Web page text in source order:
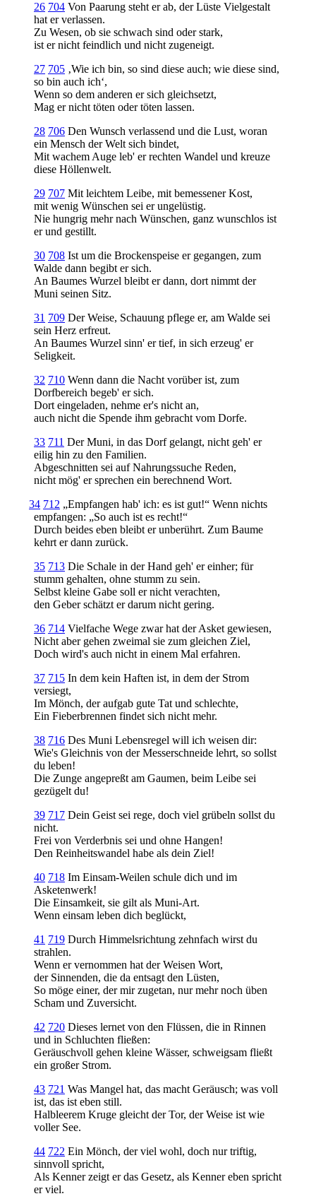
26 704 Von Paarung steht er ab, der Lüste Vielgestalt
hat er verlassen.
Zu Wesen, ob sie schwach sind oder stark,
ist er nicht feindlich und nicht zugeneigt.
27 705 ‚Wie ich bin, so sind diese auch; wie diese sind,
so bin auch ich‘,
Wenn so dem anderen er sich gleichsetzt,
Mag er nicht töten oder töten lassen.
28 706 Den Wunsch verlassend und die Lust, woran
ein Mensch der Welt sich bindet,
Mit wachem Auge leb' er rechten Wandel und kreuze
diese Höllenwelt.
29 707 Mit leichtem Leibe, mit bemessener Kost,
mit wenig Wünschen sei er ungelüstig.
Nie hungrig mehr nach Wünschen, ganz wunschlos ist
er und gestillt.
30 708 Ist um die Brockenspeise er gegangen, zum
Walde dann begibt er sich.
An Baumes Wurzel bleibt er dann, dort nimmt der
Muni seinen Sitz.
31 709 Der Weise, Schauung pflege er, am Walde sei
sein Herz erfreut.
An Baumes Wurzel sinn' er tief, in sich erzeug' er
Seligkeit.
32 710 Wenn dann die Nacht vorüber ist, zum
Dorfbereich begeb' er sich.
Dort eingeladen, nehme er's nicht an,
auch nicht die Spende ihm gebracht vom Dorfe.
33 711 Der Muni, in das Dorf gelangt, nicht geh' er
eilig hin zu den Familien.
Abgeschnitten sei auf Nahrungssuche Reden,
nicht mög' er sprechen ein berechnend Wort.
34 712 „Empfangen hab' ich: es ist gut!“ Wenn nichts
empfangen: „So auch ist es recht!“
Durch beides eben bleibt er unberührt. Zum Baume
kehrt er dann zurück.
35 713 Die Schale in der Hand geh' er einher; für
stumm gehalten, ohne stumm zu sein.
Selbst kleine Gabe soll er nicht verachten,
den Geber schätzt er darum nicht gering.
36 714 Vielfache Wege zwar hat der Asket gewiesen,
Nicht aber gehen zweimal sie zum gleichen Ziel,
Doch wird's auch nicht in einem Mal erfahren.
37 715 In dem kein Haften ist, in dem der Strom
versiegt,
Im Mönch, der aufgab gute Tat und schlechte,
Ein Fieberbrennen findet sich nicht mehr.
38 716 Des Muni Lebensregel will ich weisen dir:
Wie's Gleichnis von der Messerschneide lehrt, so sollst
du leben!
Die Zunge angepreßt am Gaumen, beim Leibe sei
gezügelt du!
39 717 Dein Geist sei rege, doch viel grübeln sollst du
nicht.
Frei von Verderbnis sei und ohne Hangen!
Den Reinheitswandel habe als dein Ziel!
40 718 Im Einsam-Weilen schule dich und im
Asketenwerk!
Die Einsamkeit, sie gilt als Muni-Art.
Wenn einsam leben dich beglückt,
41 719 Durch Himmelsrichtung zehnfach wirst du
strahlen.
Wenn er vernommen hat der Weisen Wort,
der Sinnenden, die da entsagt den Lüsten,
So möge einer, der mir zugetan, nur mehr noch üben
Scham und Zuversicht.
42 720 Dieses lernet von den Flüssen, die in Rinnen
und in Schluchten fließen:
Geräuschvoll gehen kleine Wässer, schweigsam fließt
ein großer Strom.
43 721 Was Mangel hat, das macht Geräusch; was voll
ist, das ist eben still.
Halbleerem Kruge gleicht der Tor, der Weise ist wie
voller See.
44 722 Ein Mönch, der viel wohl, doch nur triftig,
sinnvoll spricht,
Als Kenner zeigt er das Gesetz, als Kenner eben spricht
er viel.